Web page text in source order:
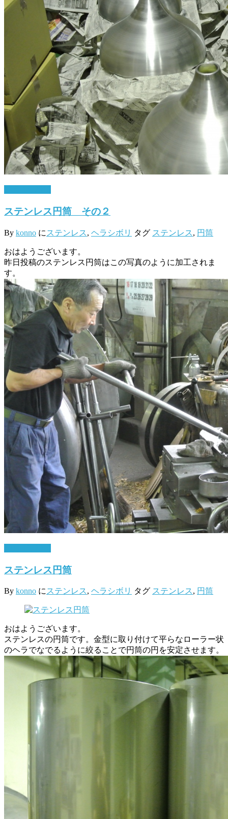
ステンレス円筒 その２
By konno に ステンレス, ヘラシボリ タグ ステンレス, 円筒
おはようございます。
昨日投稿のステンレス円筒はこの写真のように加工されま
す。
ステンレス円筒
By konno に ステンレス, ヘラシボリ タグ ステンレス, 円筒
おはようございます。
ステンレスの円筒です。金型に取り付けて平らなローラー状
のヘラでなでるように絞ることで円筒の円を安定させます。